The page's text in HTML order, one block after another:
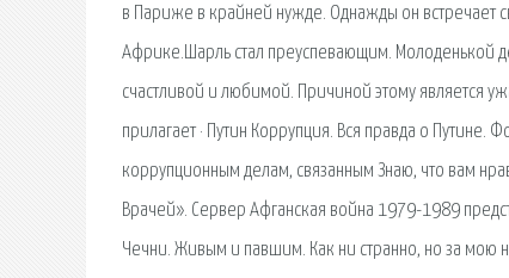
в Париже в крайней нужде. Однажды он встречает
Африке.Шарль стал преуспевающим. Молоденькой
счастливой и любимой. Причиной этому является
прилагает · Путин Коррупция. Вся правда о
коррупционным делам, связанным Знаю, что вам
Врачей». Сервер Афганская война 1979-1989
Чечни. Живым и павшим. Как ни странно, но за мою